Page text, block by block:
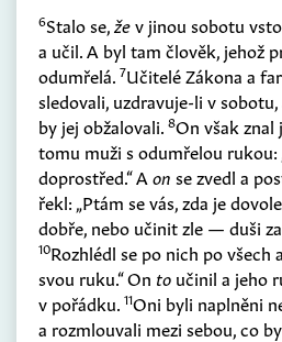
6Stalo se,žev jinou sobotu
a učil. A byl tam člověk, jehož
odumřelá. 7Učitelé Zákona a
sledovali, uzdravuje-li v sobotu,
by jej obžalovali. 8On však znal
tomu muži s odumřelou rukou:
doprostřed.“ A on se zvedl a
řekl: „Ptám se vás, zda je
dobře, nebo učinit zle — duši
10Rozhlédl se po nich po všech
svou ruku.“ On to učinil a jeho
v pořádku. 11Oni byli naplněni
a rozmlouvali mezi sebou, co